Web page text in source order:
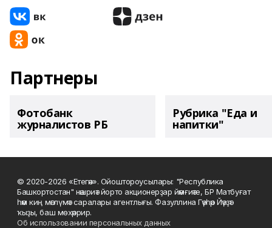
Партнеры
Фотобанк
журналистов РБ
Рубрика "Еда и
напитки"
© 2020-2026 «Етегән». Ойоштороусылары: "Республика
Башкортостан" нәшриәт йорто акционерҙар йәмғиәте, БР Матбуғат
һәм киң мәғлүмәт саралары агентлығы. Фазуллина Гәүһәр Йәүҙәт
ҡыҙы, баш мөхәррир.
Об использовании персональных данных